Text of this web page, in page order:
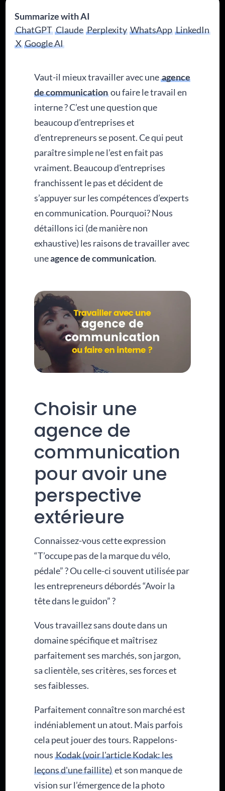
Summarize with AI
ChatGPT Claude Perplexity WhatsApp LinkedIn
X Google AI
Vaut-il mieux travailler avec uneagence
de communicationou faire le travail en
interne ? C’est une question que
beaucoup d’entreprises et
d’entrepreneurs se posent. Ce qui peut
paraître simple ne l’est en fait pas
vraiment. Beaucoup d'entreprises
franchissent le pas et décident de
s’appuyer sur les compétences d’experts
en communication. Pourquoi? Nous
détaillons ici (de manière non
exhaustive) les raisons de travailler avec
uneagence de communication.
Choisir une
agence de
communication
pour avoir une
perspective
extérieure
Connaissez-vous cette expression
“T’occupe pas de la marque du vélo,
pédale” ? Ou celle-ci souvent utilisée par
les entrepreneurs débordés “Avoir la
tête dans le guidon” ?
Vous travaillez sans doute dans un
domaine spécifique et maîtrisez
parfaitement ses marchés, son jargon,
sa clientèle, ses critères, ses forces et
ses faiblesses.
Parfaitement connaître son marché est
indéniablement un atout. Mais parfois
cela peut jouer des tours. Rappelons-
nousKodak (voir l'article Kodak: les
leçons d'une faillite)et son manque de
vision sur l’émergence de la photo